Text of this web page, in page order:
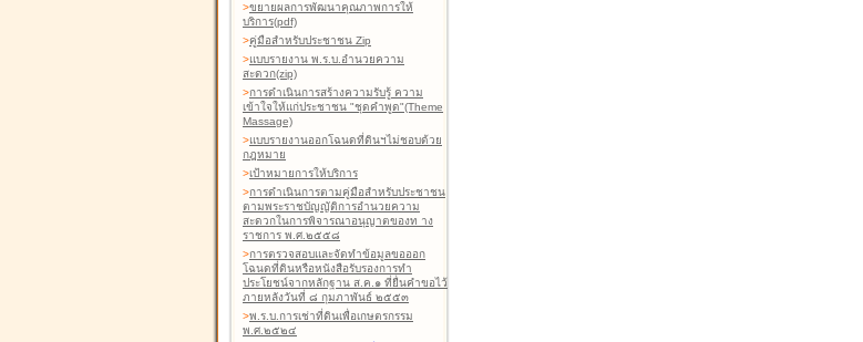
>ขยายผลการพัฒนาคุณภาพการให้
บริการ(pdf)
>คู่มือสำหรับประชาชน Zip
>แบบรายงาน พ.ร.บ.อำนวยความ
สะดวก(zip)
>การดำเนินการสร้างความรับรู้ ความ
เข้าใจให้แก่ประชาชน "ชุดคำพูด"(Theme
Massage)
>แบบรายงานออกโฉนดที่ดินฯไม่ชอบด้วย
กฎหมาย
>เป้าหมายการให้บริการ
>การดำเนินการตามคู่มือสำหรับประชาชน
ตามพระราชบัญญัติการอำนวยความ
สะดวกในการพิจารณาอนุญาตของท าง
ราชการ พ.ศ.๒๕๕๘
>การตรวจสอบและจัดทำข้อมูลขอออก
โฉนดที่ดินหรือหนังสือรับรองการทำ
ประโยชน์จากหลักฐาน ส.ค.๑ ที่ยื่นคำขอไว้
ภายหลังวันที่ ๘ กุมภาพันธ์ ๒๕๕๓
>พ.ร.บ.การเช่าที่ดินเพื่อเกษตรกรรม
พ.ศ.๒๕๒๔